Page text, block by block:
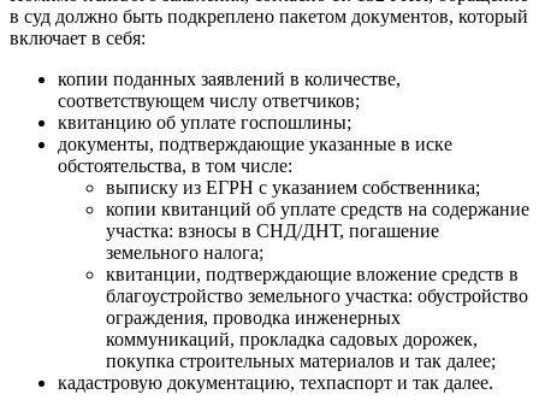
в суд должно быть подкреплено пакетом документов, который
включает в себя:
копии поданных заявлений в количестве,
соответствующем числу ответчиков;
квитанцию об уплате госпошлины;
документы, подтверждающие указанные в иске
обстоятельства, в том числе:
выписку из ЕГРН с указанием собственника;
копии квитанций об уплате средств на содержание
участка: взносы в СНД/ДНТ, погашение
земельного налога;
квитанции, подтверждающие вложение средств в
благоустройство земельного участка: обустройство
ограждения, проводка инженерных
коммуникаций, прокладка садовых дорожек,
покупка строительных материалов и так далее;
кадастровую документацию, техпаспорт и так далее.